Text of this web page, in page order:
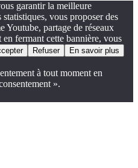
garantir la meilleure
vous proposer des
Youtube, partage de réseaux
fermant cette bannière, vous
Refuser En savoir plus
à tout moment en
».